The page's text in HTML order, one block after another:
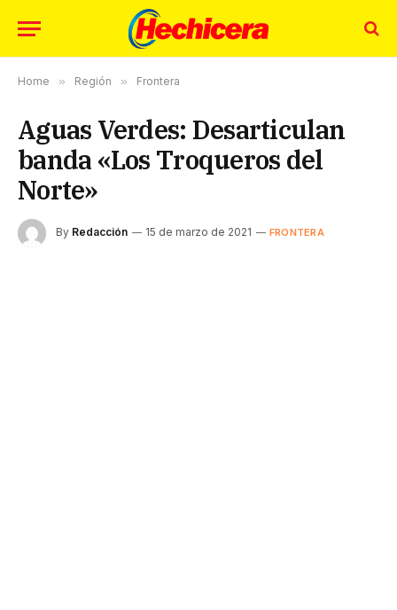
Home » Región » Frontera
Aguas Verdes: Desarticulan
banda «Los Troqueros del
Norte»
By Redacción 15 de marzo de 2021 FRONTERA